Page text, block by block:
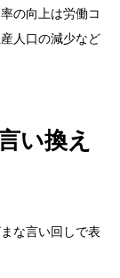
の向上は労働コ
人口の減少など
い換え
な言い回しで表